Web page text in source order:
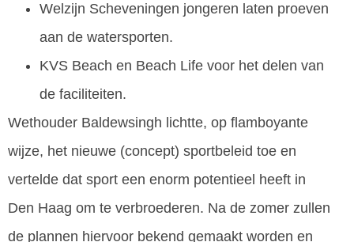
Welzijn Scheveningen jongeren laten proeven
aan de watersporten.
KVS Beach en Beach Life voor het delen van
de faciliteiten.
Wethouder Baldewsingh lichtte, op flamboyante
wijze, het nieuwe (concept) sportbeleid toe en
vertelde dat sport een enorm potentieel heeft in
Den Haag om te verbroederen. Na de zomer zullen
de plannen hiervoor bekend gemaakt worden en